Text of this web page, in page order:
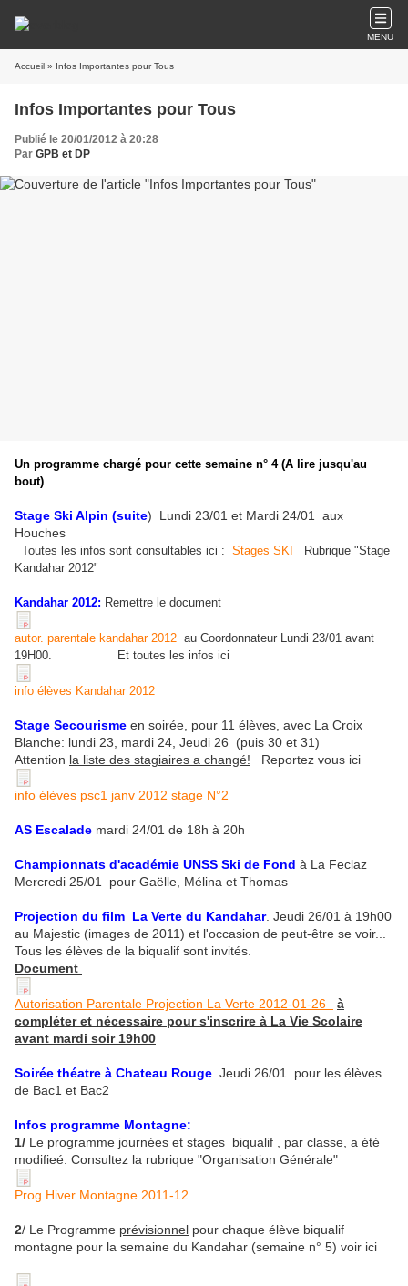
MENU
Accueil » Infos Importantes pour Tous
Infos Importantes pour Tous
Publié le 20/01/2012 à 20:28
Par GPB et DP
Un programme chargé pour cette semaine n° 4 (A lire jusqu'au
bout)
Stage Ski Alpin (suite) Lundi 23/01 et Mardi 24/01 aux
Houches
Toutes les infos sont consultables ici : Stages SKI
Rubrique "Stage
Kandahar 2012"
Kandahar 2012: Remettre le document
autor. parentale kandahar 2012 au Coordonnateur Lundi 23/01 avant
19H00. Et toutes les infos ici
info élèves Kandahar 2012
Stage Secourisme en soirée, pour 11 élèves, avec La Croix
Blanche: lundi 23, mardi 24, Jeudi 26 (puis 30 et 31)
Attention la liste des stagiaires a changé! Reportez vous ici
info élèves psc1 janv 2012 stage N°2
AS Escalade mardi 24/01 de 18h à 20h
Championnats d'académie UNSS Ski de Fond à La Feclaz
Mercredi 25/01 pour Gaëlle, Mélina et Thomas
Projection du film La Verte du Kandahar. Jeudi 26/01 à 19h00
au Majestic (images de 2011) et l'occasion de peut-être se voir...
Tous les élèves de la biqualif sont invités.
Document
Autorisation Parentale Projection La Verte 2012-01-26
à
compléter et nécessaire pour s'inscrire à La Vie Scolaire
avant mardi soir 19h00
Soirée théatre à Chateau Rouge Jeudi 26/01 pour les élèves
de Bac1 et Bac2
Infos programme Montagne:
1/ Le programme journées et stages biqualif , par classe, a été
modifieé. Consultez la rubrique "Organisation Générale"
Prog Hiver Montagne 2011-12
2/ Le Programme prévisionnel pour chaque élève biqualif
montagne pour la semaine du Kandahar (semaine n° 5) voir ici